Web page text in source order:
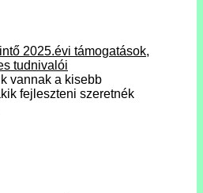
2025.évi támogatások,
tudnivalói
vannak a kisebb
fejleszteni szeretnék